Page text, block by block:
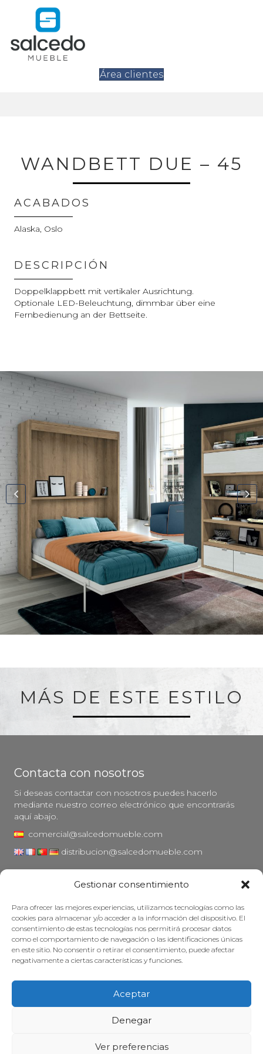
Gestionar consentimiento
Para ofrecer las mejores experiencias, utilizamos tecnologías como las
cookies para almacenar y/o acceder a la información del dispositivo. El
consentimiento de estas tecnologías nos permitirá procesar datos
como el comportamiento de navegación o las identificaciones únicas
en este sitio. No consentir o retirar el consentimiento, puede afectar
negativamente a ciertas características y funciones.
Aceptar
Denegar
Ver preferencias
Área clientes
WANDBETT DUE – 45
ACABADOS
Alaska, Oslo
DESCRIPCIÓN
Doppelklappbett mit vertikaler Ausrichtung.
Optionale LED-Beleuchtung, dimmbar über eine
Fernbedienung an der Bettseite.
MÁS DE ESTE ESTILO
Contacta con nosotros
Si deseas contactar con nosotros puedes hacerlo
mediante nuestro correo electrónico que encontrarás
aquí abajo.
comercial@salcedomueble.com
distribucion@salcedomueble.com
Aviso legal
Política de privacidad
Política de cookies
Mantener su mueble
Subvenciones
Web desarrollada, posicionada y mantenida con mucha cafeína por